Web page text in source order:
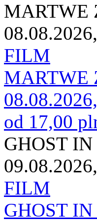
MARTWE
FILM
MARTWE
od 17,00
GHOST
FILM
GHOST